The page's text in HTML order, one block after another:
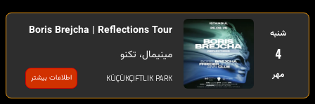
شنبه
4
مهر
Boris Brejcha | Reflections Tour
مینیمال، تکنو
KÜÇÜKÇIFTLIK PARK اطلاعات بیشتر